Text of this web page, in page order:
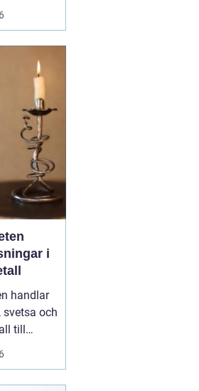
en stad,
med
i
handlar
och
till
Det kan